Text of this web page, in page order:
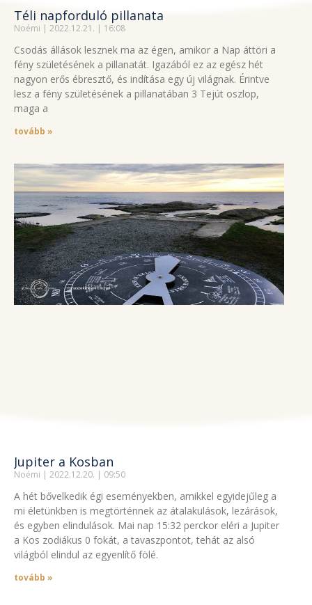
Téli napforduló pillanata
Noémi 2022.12.21. 16:08
Csodás állások lesznek ma az égen, amikor a Nap áttöri a
fény születésének a pillanatát. Igazából ez az egész hét
nagyon erős ébresztő, és indítása egy új világnak. Érintve
lesz a fény születésének a pillanatában 3 Tejút oszlop,
maga a
tovább »
Jupiter a Kosban
Noémi 2022.12.20. 09:50
A hét bővelkedik égi eseményekben, amikkel egyidejűleg a
mi életünkben is megtörténnek az átalakulások, lezárások,
és egyben elindulások. Mai nap 15:32 perckor eléri a Jupiter
a Kos zodiákus 0 fokát, a tavaszpontot, tehát az alsó
világból elindul az egyenlítő fölé.
tovább »